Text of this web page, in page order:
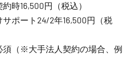
16,500円（税込）
ート24/2年16,500円（税
（※大手法人契約の場合、例